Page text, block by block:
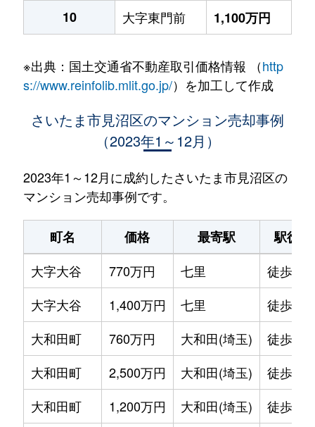
10
大字東門前 1,100万円
※出典：国土交通省不動産取引価格情報 （http
s://www.reinfolib.mlit.go.jp/）を加工して作成
さいたま市見沼区のマンション売却事例
（2023年1～12月）
2023年1～12月に成約したさいたま市見沼区の
マンション売却事例です。
町名 価格 最寄駅
駅徒歩
大字大谷
770万円 七里
徒歩15
大字大谷
1,400万円 七里
徒歩15
大和田町
760万円 大和田(埼玉)
徒歩11
大和田町
2,500万円 大和田(埼玉)
徒歩4分
大和田町
1,200万円 大和田(埼玉)
徒歩7分